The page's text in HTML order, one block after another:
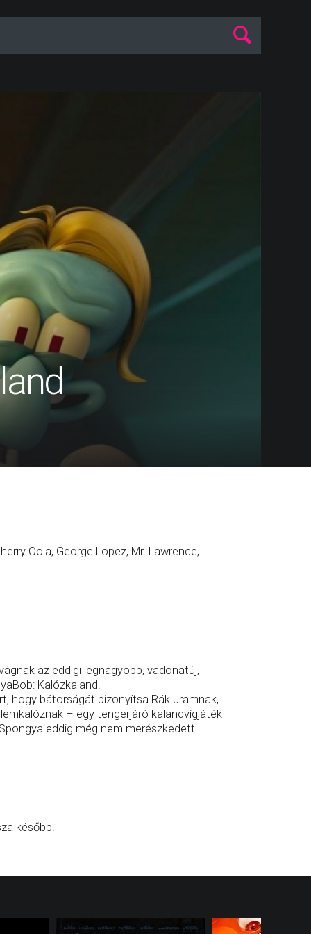
Cola, George Lopez, Mr. Lawrence,
az eddigi legnagyobb, vadonatúj,
Kalózkaland.
hogy bátorságát bizonyítsa Rák uramnak,
– egy tengerjáró kalandvígjáték
eddig még nem merészkedett…
később.